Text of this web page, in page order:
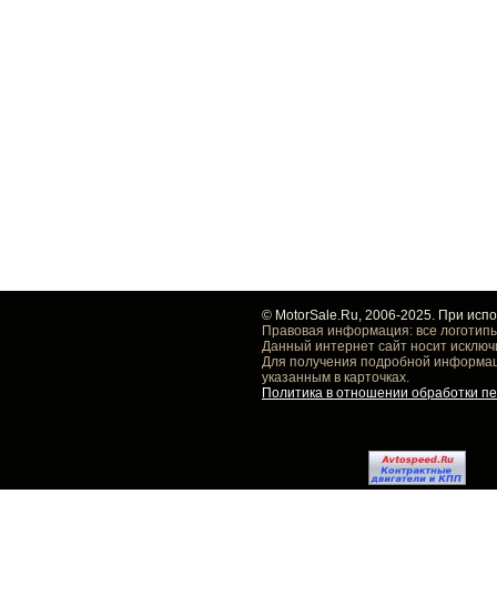
© MotorSale.Ru, 2006-2025. При
Правовая информация: все
Данный интернет сайт носит
Для получения подробной
указанным в карточках.
Политика в отношении обработки